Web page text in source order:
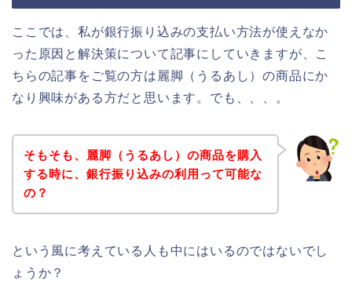
ここでは、私が銀行振り込みの支払い方法が使えなか
った原因と解決策について記事にしていきますが、こ
ちらの記事をご覧の方は麗脚（うるあし）の商品にか
なり興味がある方だと思います。でも、、、。
そもそも、麗脚（うるあし）の商品を購入
する時に、銀行振り込みの利用って可能な
の？
という風に考えている人も中にはいるのではないでし
ょうか？